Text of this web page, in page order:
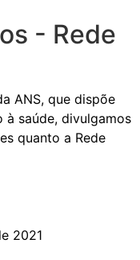
- Rede
ANS, que dispõe
à saúde, divulgamos
quanto a Rede
2021